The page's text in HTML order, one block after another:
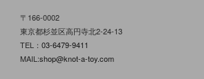
〒166-0002
東京都杉並区高円寺北2-24-13
TEL： 03-6479-9411
MAIL:shop@knot-a-toy.com